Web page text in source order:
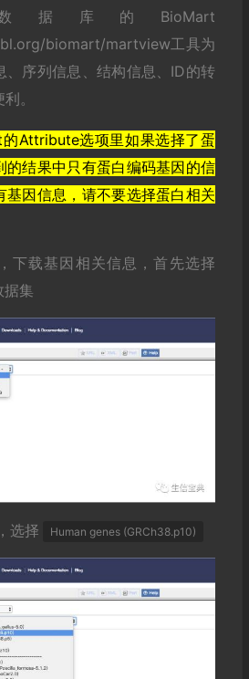
数据库的BioMart
biomart/martview工具为
、序列信息、结构信息、ID的转
。
Attribute选项里如果选择了蛋
的结果中只有蛋白编码基因的信
基因信息，请不要选择蛋白相关
下载基因相关信息，首先选择
据集
选择 Human genes (GRCh38.p10)